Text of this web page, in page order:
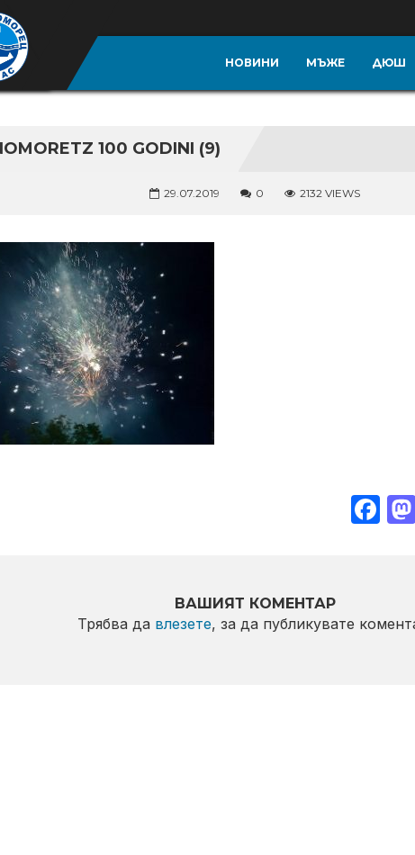
НОВИНИ МЪЖЕ ДЮШ
100 GODINI (9)
29.07.2019 0 2132 VIEWS
ВАШИЯТ КОМЕНТАР
Трябва да влезете, за да публикувате